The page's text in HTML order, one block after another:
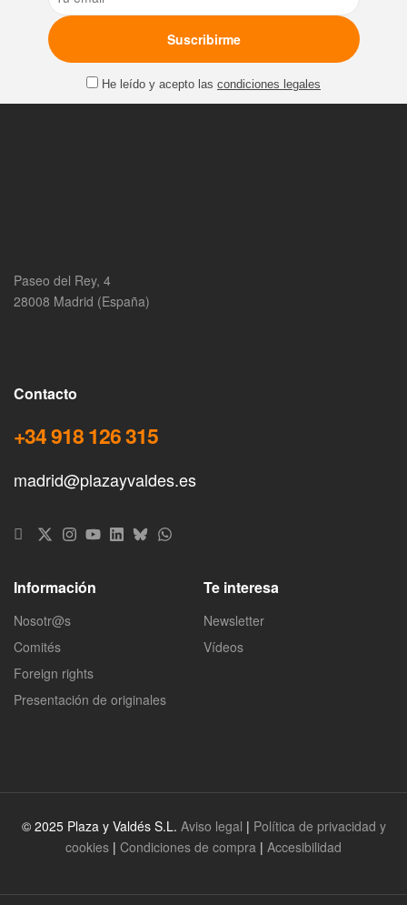
He leído y acepto las condiciones legales
Paseo del Rey, 4
28008 Madrid (España)
Contacto
+34 918 126 315
madrid@plazayvaldes.es
Información
Nosotr@s
Comités
Foreign rights
Presentación de originales
Te interesa
Newsletter
Vídeos
© 2025 Plaza y Valdés S.L. Aviso legal | Política de privacidad y
cookies | Condiciones de compra | Accesibilidad